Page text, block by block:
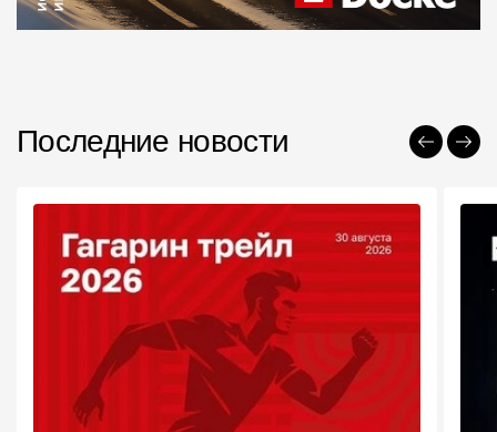
Металлические водосточные системы
Документация
Инструкции по монтажу
Технические листы
Рекламные материалы
Сертификаты
Последние новости